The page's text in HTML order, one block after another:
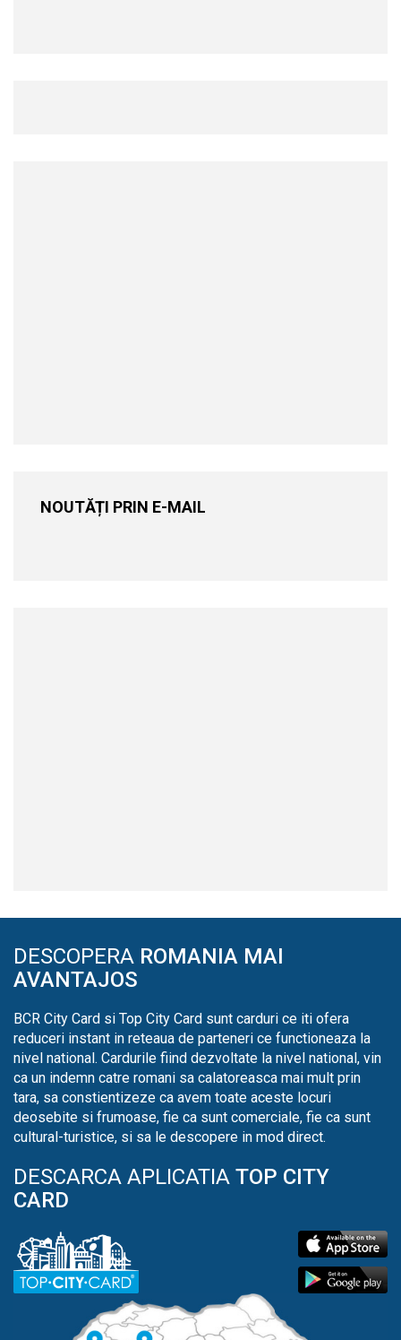
NOUTĂȚI PRIN E-MAIL
DESCOPERA ROMANIA MAI
AVANTAJOS
BCR City Card si Top City Card sunt carduri ce iti ofera
reduceri instant in reteaua de parteneri ce functioneaza la
nivel national. Cardurile fiind dezvoltate la nivel national, vin
ca un indemn catre romani sa calatoreasca mai mult prin
tara, sa constientizeze ca avem toate aceste locuri
deosebite si frumoase, fie ca sunt comerciale, fie ca sunt
cultural-turistice, si sa le descopere in mod direct.
DESCARCA APLICATIA TOP CITY
CARD